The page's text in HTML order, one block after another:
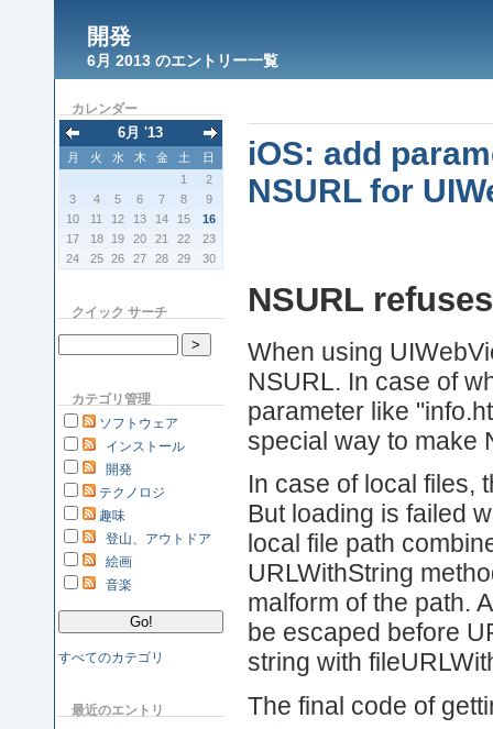
開発
6月 2013 のエントリー一覧
カレンダー
6月 '13
月 火 水 木 金 土
日
1
2
3
4 5 6 7 8
9
10
11 12 13 14 15
16
17
18 19 20 21 22
23
24
25 26 27 28 29 30
クイック サーチ
カテゴリ管理
ソフトウェア
インストール
開発
テクノロジ
趣味
登山、アウトドア
絵画
音楽
すべてのカテゴリ
最近のエントリ
iOS: add
NSURL for
NSURL
When using
NSURL. In case of
parameter like
special way to make
In case of local files,
But loading is failed
local file path
URLWithString
malform of the path.
be escaped before
string with
The final code of